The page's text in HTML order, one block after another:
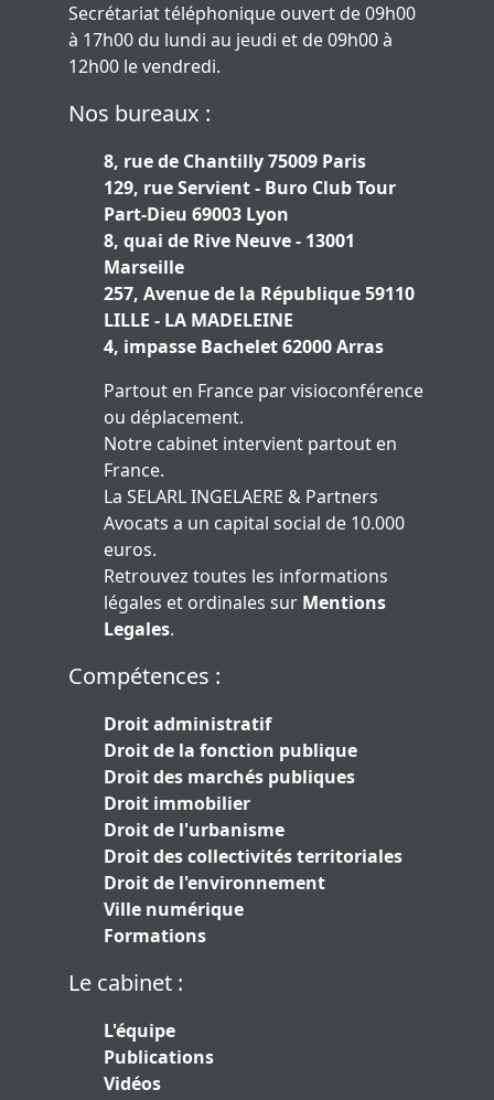
Secrétariat téléphonique ouvert de 09h00
à 17h00 du lundi au jeudi et de 09h00 à
12h00 le vendredi.
Nos bureaux :
8, rue de Chantilly 75009 Paris
129, rue Servient - Buro Club Tour
Part-Dieu 69003 Lyon
8, quai de Rive Neuve - 13001
Marseille
257, Avenue de la République 59110
LILLE - LA MADELEINE
4, impasse Bachelet 62000 Arras
Partout en France par visioconférence
ou déplacement.
Notre cabinet intervient partout en
France.
La SELARL INGELAERE & Partners
Avocats a un capital social de 10.000
euros.
Retrouvez toutes les informations
légales et ordinales sur Mentions
Legales.
Compétences :
Droit administratif
Droit de la fonction publique
Droit des marchés publiques
Droit immobilier
Droit de l'urbanisme
Droit des collectivités territoriales
Droit de l'environnement
Ville numérique
Formations
Le cabinet :
L'équipe
Publications
Vidéos